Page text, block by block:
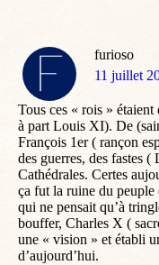
furioso
dit
11 juillet
Tous ces « rois »
à part Louis XI). De
François 1er ( rançon
des guerres, des fastes
Cathédrales. Certes
ça fut la ruine du
qui ne pensait qu’à
bouffer, Charles X (
une « vision » et établi
d’aujourd’hui.